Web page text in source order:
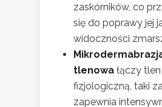
zaskórników, co
się do poprawy jej
widoczności
tlenowa łączy
fizjologiczną, taki
zapewnia